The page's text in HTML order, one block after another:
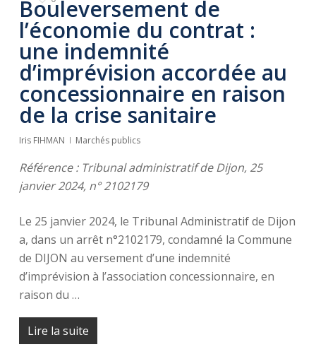
Bouleversement de
l’économie du contrat :
une indemnité
d’imprévision accordée au
concessionnaire en raison
de la crise sanitaire
Iris FIHMAN Marchés publics
Référence : Tribunal administratif de Dijon, 25
janvier 2024, n° 2102179
Le 25 janvier 2024, le Tribunal Administratif de Dijon
a, dans un arrêt n°2102179, condamné la Commune
de DIJON au versement d’une indemnité
d’imprévision à l’association concessionnaire, en
raison du …
Lire la suite